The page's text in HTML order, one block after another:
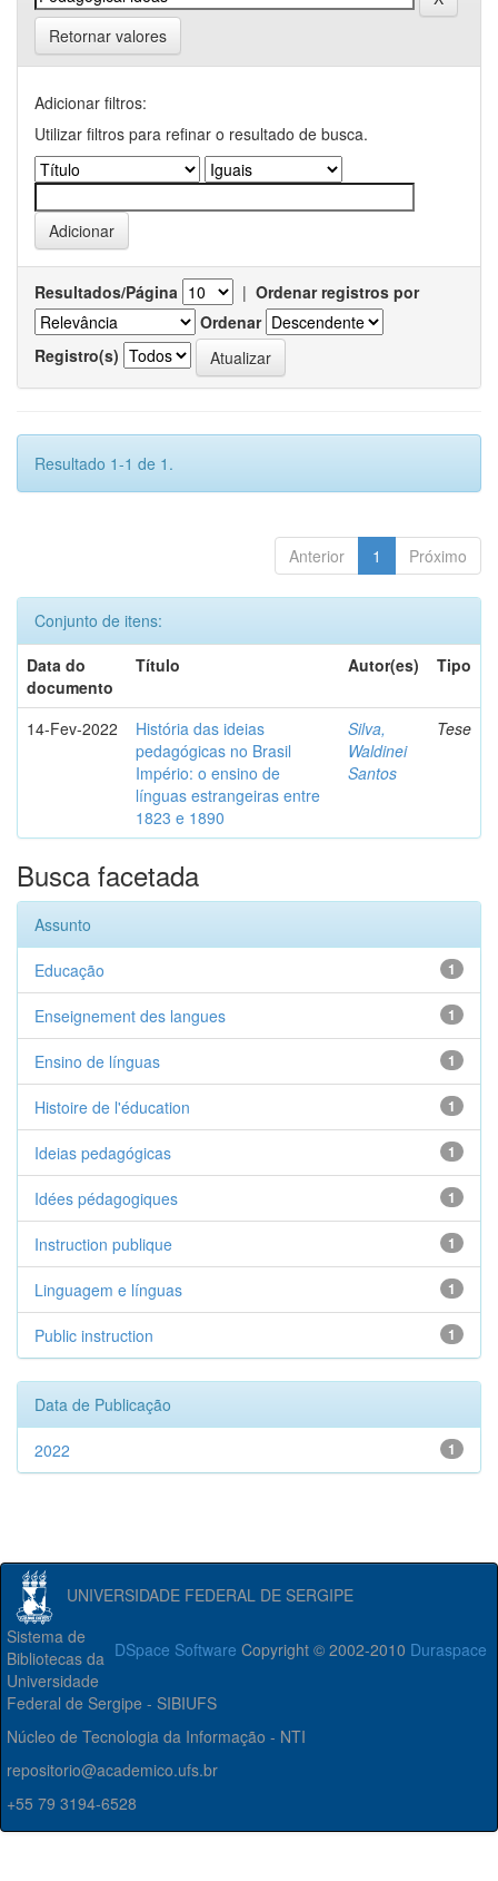
Retornar valores
Adicionar filtros:
Utilizar filtros para refinar o resultado de busca.
Resultados/Página | Ordenar registros por
Ordenar
Registro(s)
Resultado 1-1 de 1.
Anterior 1 Próximo
Conjunto de itens:
Data do
documento
Título Autor(es) Tipo
14-Fev-2022
História das ideias
pedagógicas no Brasil
Império: o ensino de
línguas estrangeiras entre
1823 e 1890
Silva,
Waldinei
Santos
Tese
Busca facetada
Assunto
1
Educação
1
Enseignement des langues
1
Ensino de línguas
1
Histoire de l'éducation
1
Ideias pedagógicas
1
Idées pédagogiques
1
Instruction publique
1
Linguagem e línguas
1
Public instruction
Data de Publicação
1
2022
UNIVERSIDADE FEDERAL DE SERGIPE
DSpace Software Copyright © 2002-2010 Duraspace
Sistema de
Bibliotecas da
Universidade
Federal de Sergipe - SIBIUFS
Núcleo de Tecnologia da Informação - NTI
repositorio@academico.ufs.br
+55 79 3194-6528